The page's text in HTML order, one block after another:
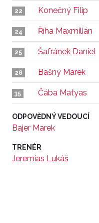
22 Konečný Filip
24 Říha Maxmilián
25 Šafránek Daniel
28 Bašný Marek
35 Čába Matyas
ODPOVĚDNÝ VEDOUCÍ
Bajer Marek
TRENÉR
Jeremias Lukáš